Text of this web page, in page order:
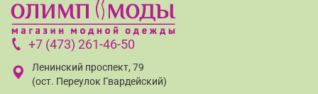
+7 (473) 261-46-50
Ленинский проспект, 79
(ост. Переулок Гвардейский)